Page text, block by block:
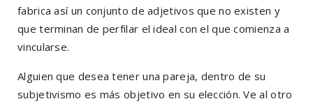
fabrica así un conjunto de adjetivos que no existen y
que terminan de perfilar el ideal con el que comienza a
vincularse.
Alguien que desea tener una pareja, dentro de su
subjetivismo es más objetivo en su elección. Ve al otro